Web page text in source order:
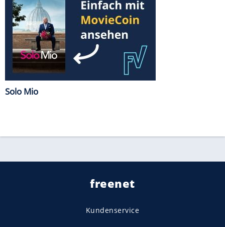
Solo Mio
freenet
Kundenservice